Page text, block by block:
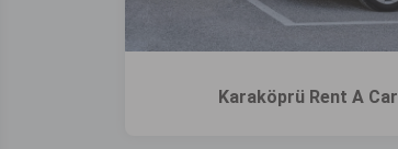
Karaköprü Rent A Car